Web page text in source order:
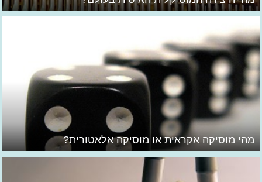
מהי מוסיקה אקראית או מוסיקה אלאטורית?